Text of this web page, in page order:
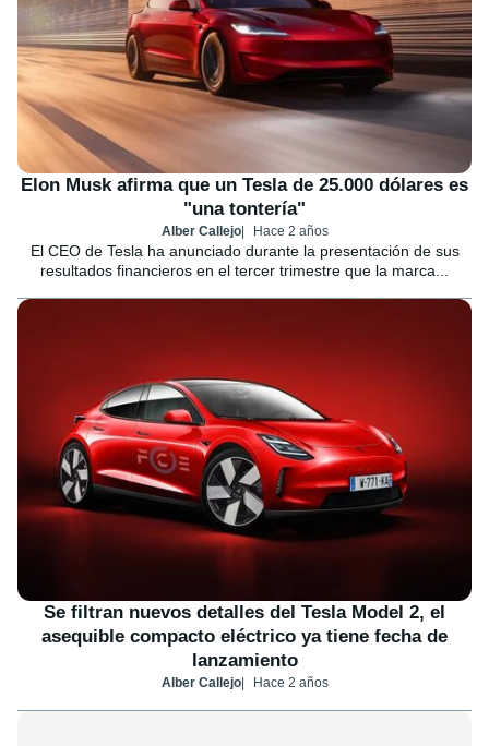
Elon Musk afirma que un Tesla de 25.000 dólares es
"una tontería"
Alber Callejo Hace 2 años
El CEO de Tesla ha anunciado durante la presentación de sus
resultados financieros en el tercer trimestre que la marca...
Se filtran nuevos detalles del Tesla Model 2, el
asequible compacto eléctrico ya tiene fecha de
lanzamiento
Alber Callejo Hace 2 años